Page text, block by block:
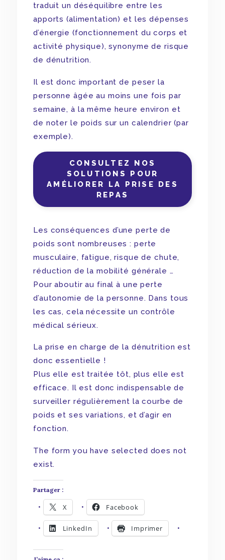
traduit un déséquilibre entre les
apports (alimentation) et les dépenses
d’énergie (fonctionnement du corps et
activité physique), synonyme de risque
de dénutrition.
Il est donc important de peser la
personne âgée au moins une fois par
semaine, à la même heure environ et
de noter le poids sur un calendrier (par
exemple).
CONSULTEZ NOS
SOLUTIONS POUR
AMÉLIORER LA PRISE DES
REPAS
Les conséquences d’une perte de
poids sont nombreuses : perte
musculaire, fatigue, risque de chute,
réduction de la mobilité générale …
Pour aboutir au final à une perte
d’autonomie de la personne. Dans tous
les cas, cela nécessite un contrôle
médical sérieux.
La prise en charge de la dénutrition est
donc essentielle !
Plus elle est traitée tôt, plus elle est
efficace. Il est donc indispensable de
surveiller régulièrement la courbe de
poids et ses variations, et d’agir en
fonction.
The form you have selected does not
exist.
Partager :
X Facebook
LinkedIn Imprimer